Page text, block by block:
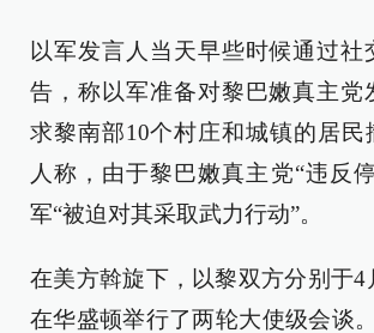
以军发言人当天早些时候通过社
告，称以军准备对黎巴嫩真主党
求黎南部10个村庄和城镇的居民
人称，由于黎巴嫩真主党“违反
军“被迫对其采取武力行动”。
在美方斡旋下，以黎双方分别于4
在华盛顿举行了两轮大使级会谈